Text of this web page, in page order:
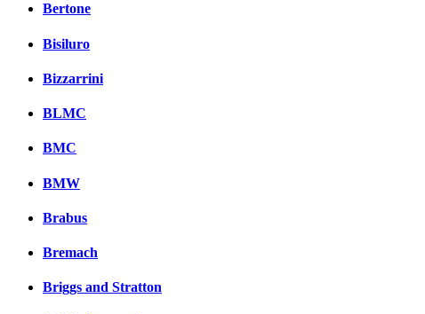
Bertone
Bisiluro
Bizzarrini
BLMC
BMC
BMW
Brabus
Bremach
Briggs and Stratton